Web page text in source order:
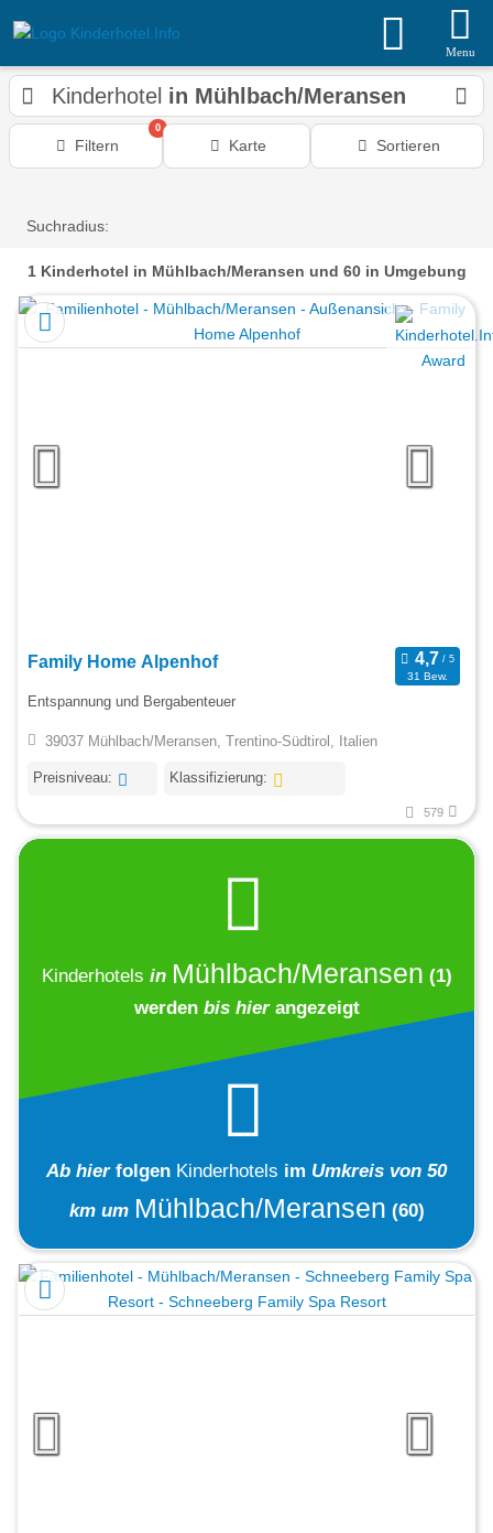
Menu
Kinderhotel in Mühlbach/Meransen
Filtern
0
Karte Sortieren
Suchradius:
1Kinderhotel in Mühlbach/Meransen und 60 in Umgebung
Family Home Alpenhof
31 Bew.
Entspannung und Bergabenteuer
39037 Mühlbach/Meransen, Trentino-Südtirol, Italien
Preisniveau: Klassifizierung:
579
Kinderhotels in Mühlbach/Meransen (1)
werden bis hierangezeigt
Ab hier folgen Kinderhotels im Umkreis von 50
km um Mühlbach/Meransen (60)